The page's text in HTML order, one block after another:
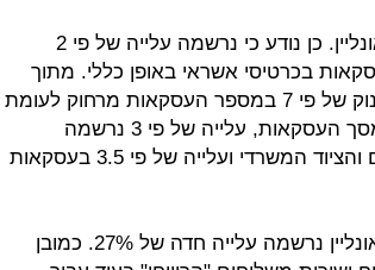
בין היתר, נרשם זינוק בהיקף הרכישות אונליין. כן נודע כי נרשמה עלייה של פי 2
בכרטיסי אשראי באופן כללי. מתוך
זה, בתחום ההלבשה וההנעלה נרשם זינוק של פי 7 במספר העסקאות מרחוק לעומת
השיעור של עסקאות אלו לפני המשבר מסך העסקאות, עלייה של פי 3 נרשמה
במספר עסקאות מרחוק בתחום הספרים והציוד המשרדי ועלייה של פי 3.5 בעסקאות
גם בגובה העסקה הממוצעת שבוצעה אונליין נרשמה עלייה חדה של 27%. כמובן